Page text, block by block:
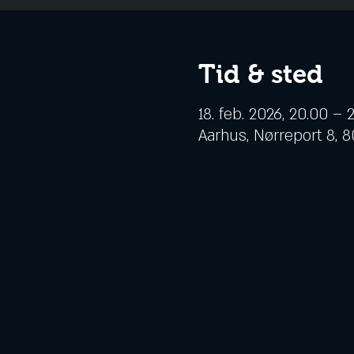
Tid & sted
18. feb. 2026, 20.00 –
Aarhus, Nørreport 8,